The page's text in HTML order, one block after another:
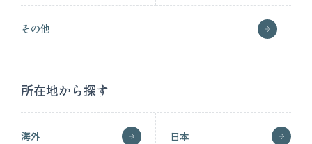
その他
所在地から探す
海外 日本